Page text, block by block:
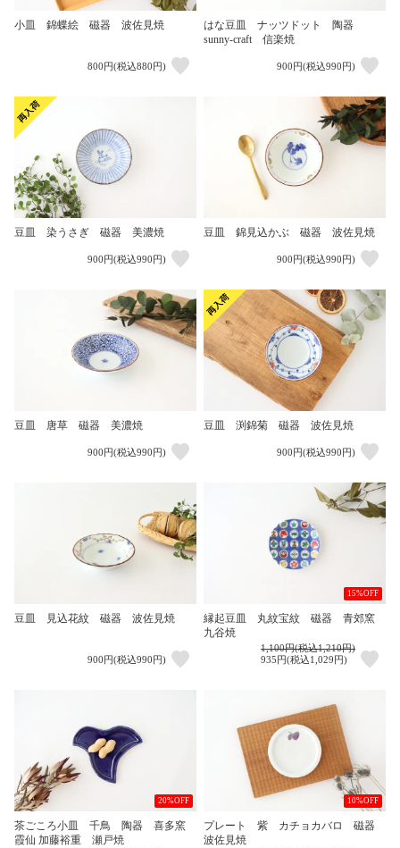
小皿 錦蝶絵 磁器 波佐見焼
800円(税込880円)
はな豆皿 ナッツドット 陶器
sunny-craft 信楽焼
900円(税込990円)
豆皿 染うさぎ 磁器 美濃焼
900円(税込990円)
豆皿 錦見込かぶ 磁器 波佐見焼
900円(税込990円)
豆皿 唐草 磁器 美濃焼
900円(税込990円)
豆皿 渕錦菊 磁器 波佐見焼
900円(税込990円)
豆皿 見込花紋 磁器 波佐見焼
900円(税込990円)
15%OFF
縁起豆皿 丸紋宝紋 磁器 青郊窯
九谷焼
1,100円(税込1,210円)
935円(税込1,029円)
20%OFF
茶ごころ小皿 千鳥 陶器 喜多窯
霞仙 加藤裕重 瀬戸焼
10%OFF
プレート 紫 カチョカバロ 磁器
波佐見焼